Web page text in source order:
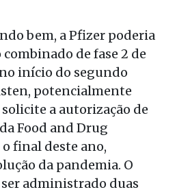
bem, a Pfizer poderia
de fase 2 de
início do segundo
potencialmente
a autorização de
Food and Drug
final deste ano,
da pandemia. O
administrado duas